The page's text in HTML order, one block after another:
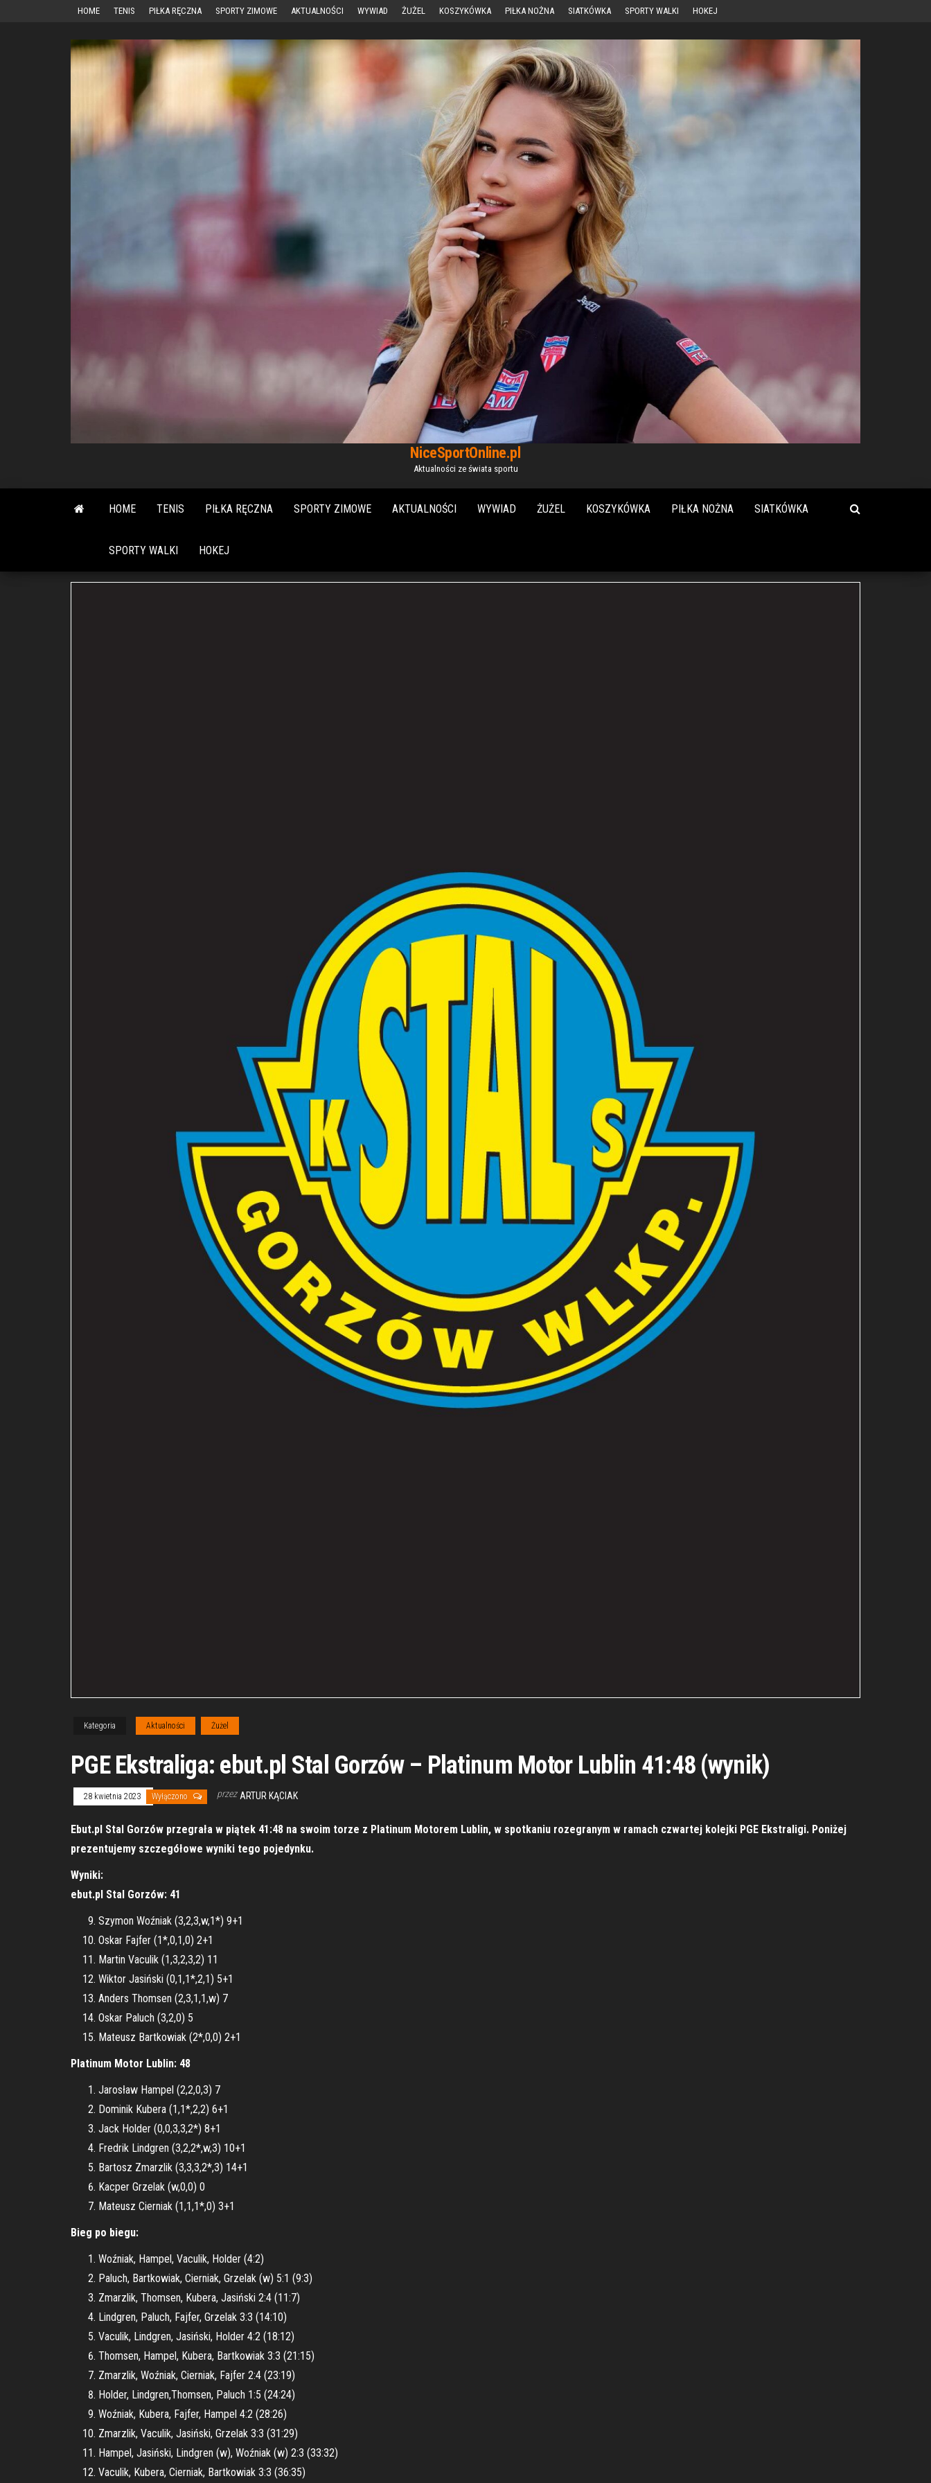
HOME TENIS PIŁKA RĘCZNA SPORTY ZIMOWE AKTUALNOŚCI WYWIAD ŻUŻEL KOSZYKÓWKA PIŁKA NOŻNA SIATKÓWKA SPORTY WALKI HOKEJ
NiceSportOnline.pl
Aktualności ze świata sportu
HOME TENIS PIŁKA RĘCZNA SPORTY ZIMOWE AKTUALNOŚCI WYWIAD ŻUŻEL KOSZYKÓWKA PIŁKA NOŻNA SIATKÓWKA
SPORTY WALKI HOKEJ
Kategoria Aktualności Żużel
PGE Ekstraliga: ebut.pl Stal Gorzów – Platinum Motor Lublin 41:48 (wynik)
28 kwietnia 2023 Wyłączono przez ARTUR KĄCIAK
Ebut.pl Stal Gorzów przegrała w piątek 41:48 na swoim torze z Platinum Motorem Lublin, w spotkaniu rozegranym w ramach czwartej kolejki PGE Ekstraligi. Poniżej
prezentujemy szczegółowe wyniki tego pojedynku.
Wyniki:
ebut.pl Stal Gorzów: 41
Szymon Woźniak (3,2,3,w,1*) 9+1
Oskar Fajfer (1*,0,1,0) 2+1
Martin Vaculik (1,3,2,3,2) 11
Wiktor Jasiński (0,1,1*,2,1) 5+1
Anders Thomsen (2,3,1,1,w) 7
Oskar Paluch (3,2,0) 5
Mateusz Bartkowiak (2*,0,0) 2+1
Platinum Motor Lublin: 48
Jarosław Hampel (2,2,0,3) 7
Dominik Kubera (1,1*,2,2) 6+1
Jack Holder (0,0,3,3,2*) 8+1
Fredrik Lindgren (3,2,2*,w,3) 10+1
Bartosz Zmarzlik (3,3,3,2*,3) 14+1
Kacper Grzelak (w,0,0) 0
Mateusz Cierniak (1,1,1*,0) 3+1
Bieg po biegu:
Woźniak, Hampel, Vaculik, Holder (4:2)
Paluch, Bartkowiak, Cierniak, Grzelak (w) 5:1 (9:3)
Zmarzlik, Thomsen, Kubera, Jasiński 2:4 (11:7)
Lindgren, Paluch, Fajfer, Grzelak 3:3 (14:10)
Vaculik, Lindgren, Jasiński, Holder 4:2 (18:12)
Thomsen, Hampel, Kubera, Bartkowiak 3:3 (21:15)
Zmarzlik, Woźniak, Cierniak, Fajfer 2:4 (23:19)
Holder, Lindgren,Thomsen, Paluch 1:5 (24:24)
Woźniak, Kubera, Fajfer, Hampel 4:2 (28:26)
Zmarzlik, Vaculik, Jasiński, Grzelak 3:3 (31:29)
Hampel, Jasiński, Lindgren (w), Woźniak (w) 2:3 (33:32)
Vaculik, Kubera, Cierniak, Bartkowiak 3:3 (36:35)